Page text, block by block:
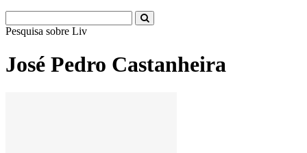
Pesquisa sobre Literatura
José Pedro Castanheira